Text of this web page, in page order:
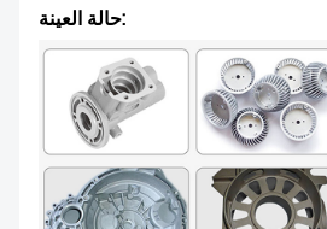
حالة العينة: